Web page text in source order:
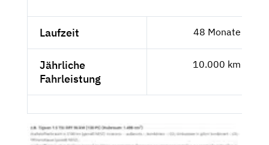
Laufzeit 48 Monate
Jährliche
Fahrleistung
10.000 km